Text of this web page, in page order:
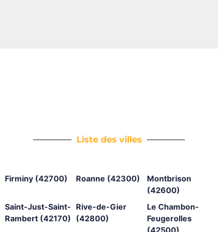
Liste des villes
Firminy (42700) Roanne (42300)
Montbrison
(42600)
Saint-Just-Saint-
Rambert (42170)
Rive-de-Gier
(42800)
Le Chambon-
Feugerolles
(42500)